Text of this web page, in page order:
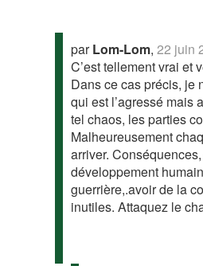
parLom-Lom, 22 juin
C’est tellement vrai et
Dans ce cas précis, je
qui est l’agressé mais
tel chaos, les parties
Malheureusement
arriver.
développement
guerrière,.avoir de la
inutiles. Attaquez le